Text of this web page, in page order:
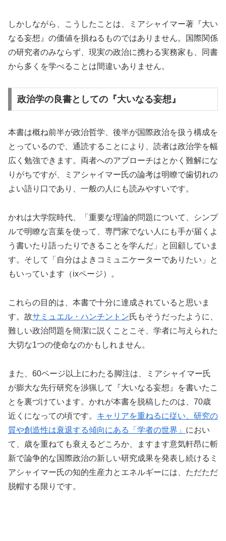
しかしながら、こうしたことは、ミアシャイマー著『大い
なる妄想』の価値を損ねるものではありません。国際関係
の研究者のみならず、現実の政治に携わる実務家も、同書
から多くを学べることは間違いありません。
政治学の良書としての『大いなる妄想』
本書は概ね前半が政治哲学、後半が国際政治を扱う構成を
とっているので、通読することにより、読者は政治学を幅
広く勉強できます。両者へのアプローチはとかく難解にな
りがちですが、ミアシャイマー氏の論考は明瞭で歯切れの
よい語り口であり、一般の人にも読みやすいです。
かれは大学院時代、「重要な理論的問題について、シンプ
ルで明瞭な言葉を使って、専門家でない人にも手が届くよ
う書いたり語ったりできることを学んだ」と回顧していま
す。そして「自分はよきコミュニケーターでありたい」と
もいっています（ixページ）。
これらの目的は、本書で十分に達成されていると思いま
す。故サミュエル・ハンチントン氏もそうだったように、
難しい政治問題を簡潔に説くことこそ、学者に与えられた
大切な1つの使命なのかもしれません。
また、60ページ以上にわたる脚注は、ミアシャイマー氏
が膨大な先行研究を渉猟して『大いなる妄想』を書いたこ
とを裏づけています。かれが本書を脱稿したのは、70歳
近くになっての頃です。 キャリアを重ねるに従い、研究の
質や創造性は衰退する傾向にある「学者の世界」 におい
て、歳を重ねても衰えるどころか、ますます意気軒昂に斬
新で論争的な国際政治の新しい研究成果を発表し続けるミ
アシャイマー氏の知的生産力とエネルギーには、ただただ
脱帽する限りです。